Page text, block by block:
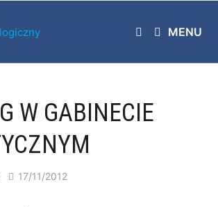
MENU
W GABINECIE
17/11/2012